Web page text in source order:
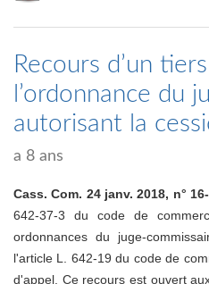
Recours d’un
l’ordonnance du
autorisant la
a 8 ans
Cass. Com. 24 janv. 2018, n°
642-37-3 du code de
ordonnances du juge-
l'article L. 642-19 du code de
d'appel. Ce recours est ouvert